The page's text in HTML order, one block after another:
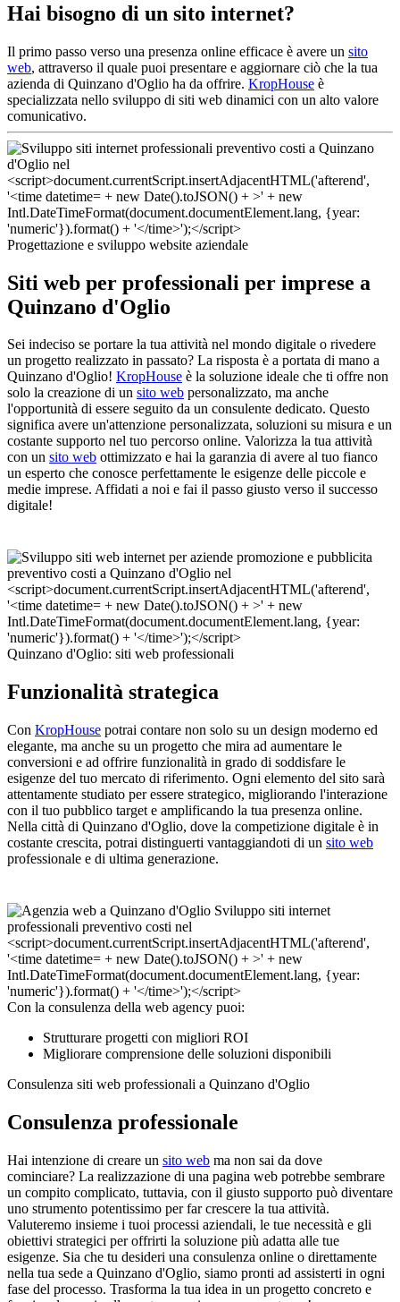
Hai bisogno di un sito internet?
Il primo passo verso una presenza online efficace è avere un sito
web, attraverso il quale puoi presentare e aggiornare ciò che la tua
azienda di Quinzano d'Oglio ha da offrire. KropHouse è
specializzata nello sviluppo di siti web dinamici con un alto valore
comunicativo.
Progettazione e sviluppo website aziendale
Siti web per professionali per imprese a
Quinzano d'Oglio
Sei indeciso se portare la tua attività nel mondo digitale o rivedere
un progetto realizzato in passato? La risposta è a portata di mano a
Quinzano d'Oglio! KropHouse è la soluzione ideale che ti offre non
solo la creazione di un sito web personalizzato, ma anche
l'opportunità di essere seguito da un consulente dedicato. Questo
significa avere un'attenzione personalizzata, soluzioni su misura e un
costante supporto nel tuo percorso online. Valorizza la tua attività
con un sito web ottimizzato e hai la garanzia di avere al tuo fianco
un esperto che conosce perfettamente le esigenze delle piccole e
medie imprese. Affidati a noi e fai il passo giusto verso il successo
digitale!
Quinzano d'Oglio: siti web professionali
Funzionalità strategica
Con KropHouse potrai contare non solo su un design moderno ed
elegante, ma anche su un progetto che mira ad aumentare le
conversioni e ad offrire funzionalità in grado di soddisfare le
esigenze del tuo mercato di riferimento. Ogni elemento del sito sarà
attentamente studiato per essere strategico, migliorando l'interazione
con il tuo pubblico target e amplificando la tua presenza online.
Nella città di Quinzano d'Oglio, dove la competizione digitale è in
costante crescita, potrai distinguerti vantaggiandoti di un sito web
professionale e di ultima generazione.
Con la consulenza della web agency puoi:
Strutturare progetti con migliori ROI
Migliorare comprensione delle soluzioni disponibili
Consulenza siti web professionali a Quinzano d'Oglio
Consulenza professionale
Hai intenzione di creare un sito web ma non sai da dove
cominciare? La realizzazione di una pagina web potrebbe sembrare
un compito complicato, tuttavia, con il giusto supporto può diventare
uno strumento potentissimo per far crescere la tua attività.
Valuteremo insieme i tuoi processi aziendali, le tue necessità e gli
obiettivi strategici per offrirti la soluzione più adatta alle tue
esigenze. Sia che tu desideri una consulenza online o direttamente
nella tua sede a Quinzano d'Oglio, siamo pronti ad assisterti in ogni
fase del processo. Trasforma la tua idea in un progetto concreto e